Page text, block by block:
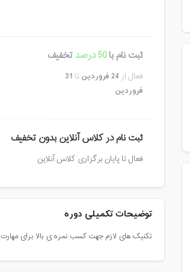
ثبت نام با50 درصد تخفیف
فعال از 24 فروردین تا 31
فروردین
ثبت نام در کلاس آنلاین بدون تخفیف
فعال تا پایان برگزاری کلاس آنلاین
توضیحات تکمیلی دوره
تکنیک های لازم جهت کسب نمره ی بالا برای مهارت Speaking آزمون IELTS